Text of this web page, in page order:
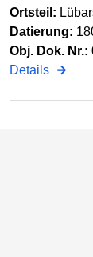
Ortsteil:
Datierung:
Obj. Dok. Nr.:
Details